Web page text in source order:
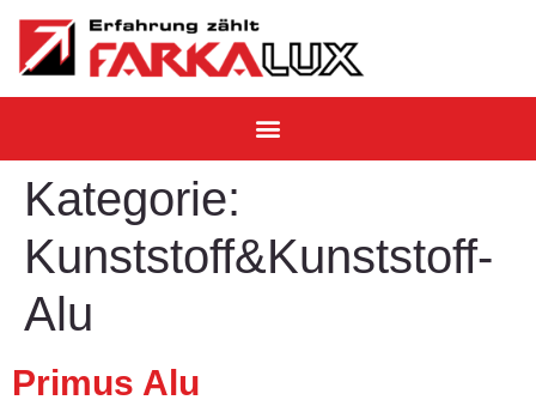
Kategorie:
Kunststoff&Kunststoff-
Alu
Primus Alu